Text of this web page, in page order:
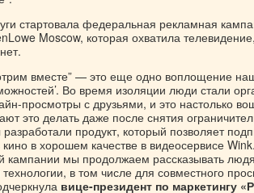
стартовала федеральная рекламная
Moscow, которая охватила
вместе” — это еще одно воплощение
Во время изоляции люди стали
просмотры с друзьями, и это настолько
это делать даже после снятия
продукт, который позволяет
кино в хорошем качестве в видеосервисе
кампании мы продолжаем рассказывать
в том числе для совместного
вице-президент по маркетингу